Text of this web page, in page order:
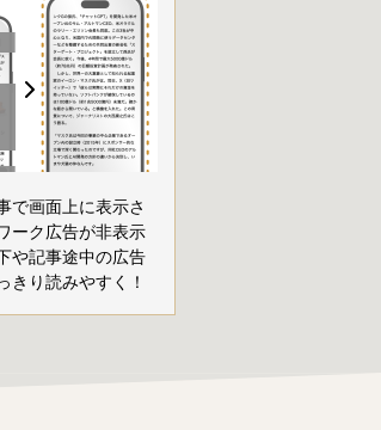
で画面上に表示さ
ーク広告が非表示
や記事途中の広告
きり読みやすく！